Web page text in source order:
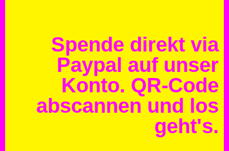
Spende direkt via
Paypal auf unser
Konto. QR-Code
abscannen und los
geht's.